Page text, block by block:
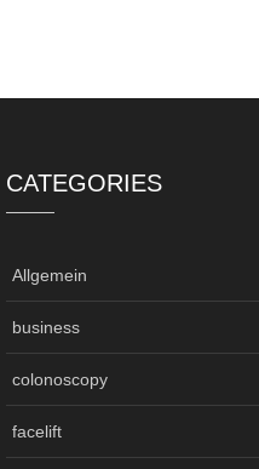
CATEGORIES
Allgemein
business
colonoscopy
facelift